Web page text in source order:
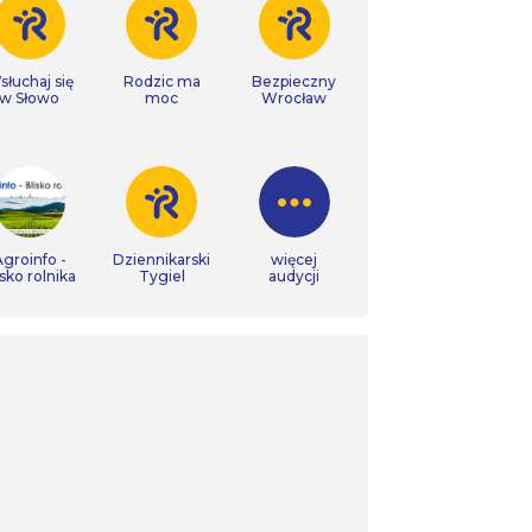
się
w Słowo
Rodzic ma
moc
Bezpieczny
Wrocław
-
rolnika
Dziennikarski
Tygiel
więcej
audycji